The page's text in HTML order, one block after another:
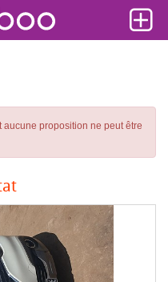
proposition ne peut être